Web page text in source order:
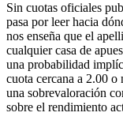
Sin cuotas oficiales
pasa por leer hacia
nos enseña que el
cualquier casa de
una probabilidad
cuota cercana a 2.00 o
una sobrevaloración
sobre el rendimiento